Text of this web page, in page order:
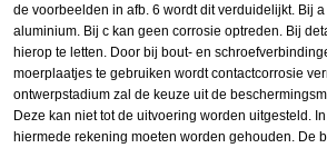
de voorbeelden in afb. 6 wordt dit verduidelijkt. Bij
aluminium. Bij c kan geen corrosie optreden. Bij
hierop te letten. Door bij bout- en
moerplaatjes te gebruiken wordt contactcorrosie
ontwerpstadium zal de keuze uit de
Deze kan niet tot de uitvoering worden uitgesteld.
hiermede rekening moeten worden gehouden. De